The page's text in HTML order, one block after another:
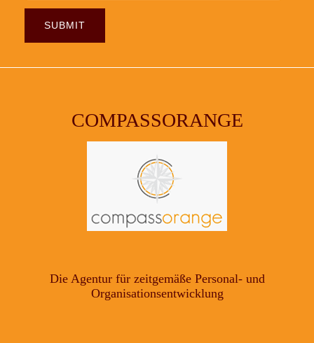
COMPASSORANGE
Die Agentur für zeitgemäße Personal- und
Organisationsentwicklung